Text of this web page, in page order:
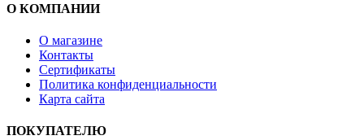
О КОМПАНИИ
О магазине
Контакты
Сертификаты
Политика конфиденциальности
Карта сайта
ПОКУПАТЕЛЮ